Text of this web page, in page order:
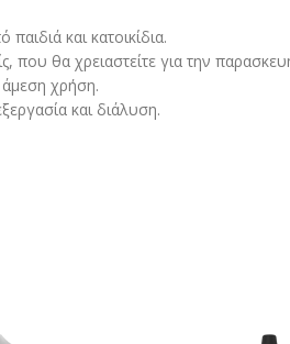
και κατοικίδια.
που θα χρειαστείτε για την
χρήση.
και διάλυση.